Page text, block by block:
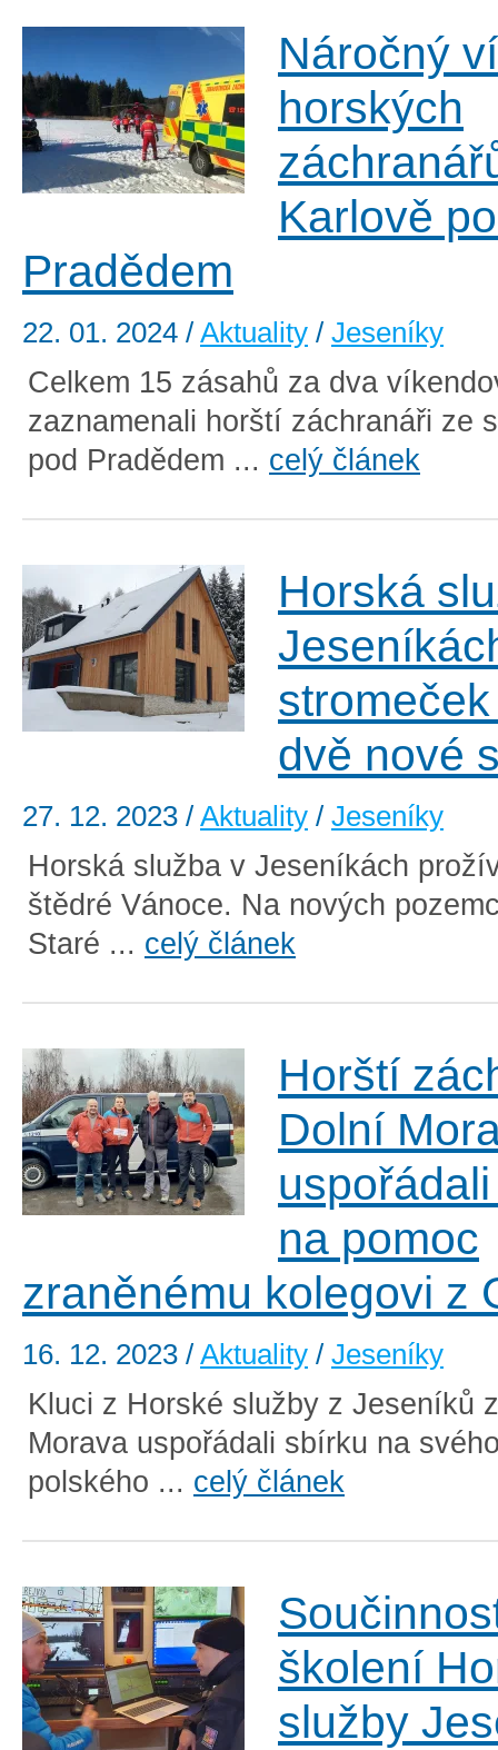
Náročný
horských
Karlově
Pradědem
22. 01. 2024 / Aktuality / Jeseníky
Celkem 15 zásahů za dva
zaznamenali horští záchranáři ze
pod Pradědem ... celý článek
Horská
dvě nové
27. 12. 2023 / Aktuality / Jeseníky
Horská služba v Jeseníkách
štědré Vánoce. Na nových
Staré ... celý článek
Horští
Dolní
na pomoc
zraněnému kolegovi z
16. 12. 2023 / Aktuality / Jeseníky
Kluci z Horské služby z Jeseníků
Morava uspořádali sbírku na
polského ... celý článek
školení
služby